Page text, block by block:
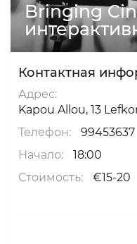
Bringing
Контактная
Адрес:
Kapou Allou, 13
Телефон:
99453637
Начало:
18:00
Стоимость:
€15-20